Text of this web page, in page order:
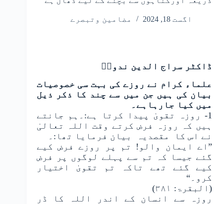
اگست 18, 2024 مضامین وتبصرے
ڈاکٹر سراج الدین ندویؔ
علماء کرام نے روزے کی بہت سی خصوصیات
بیان کی ہیں جن میں سے چند کا ذکر ذیل
میں کیا جارہاہے۔
1- روزہ تقویٰ پیدا کرتا ہے:۔ہم جانتے
ہیں کہ روزہ فرض کرتے وقت اللہ تعالیٰ
نے اس کا مقصدیہ بیان فرمایا تھا:۔
”اے ایمان والو! تم پر روزے فرض کیے
گئے جیسا کہ تم سے پہلے لوگوں پر فرض
کیے گئے تھے تاکہ تم تقویٰ اختیار
کرو۔“
(البقرۃ: ۳۸۱)
روزہ سے انسان کے اندر اللہ کا ڈر